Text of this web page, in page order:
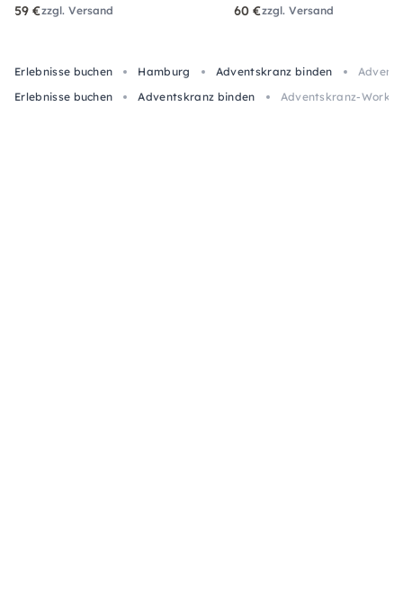
59 €zzgl. Versand 60 €zzgl. Versand
Erlebnisse buchen Hamburg Adventskranz binden
Erlebnisse buchen
Adventskranz binden Adventskranz-